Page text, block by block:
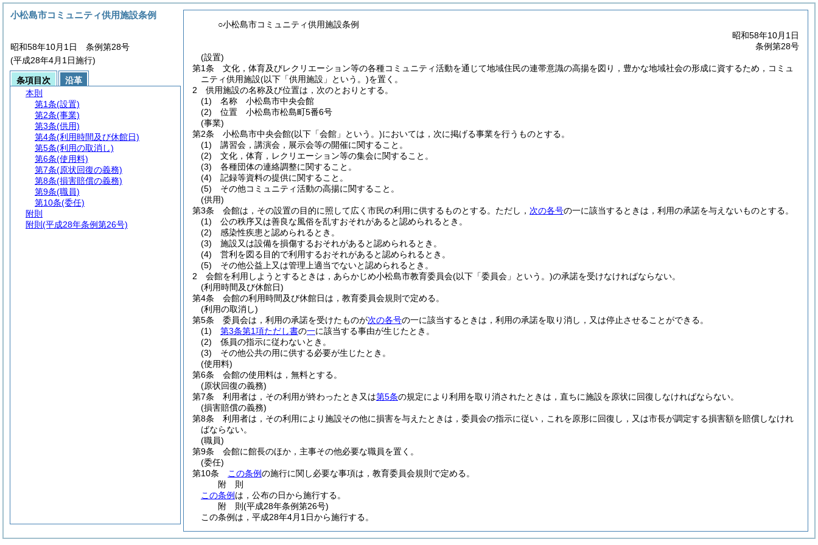
○小松島市コミュニティ供用施設条例
昭和58年10月1日
条例第28号
(設置)
第1条
文化，体育及びレクリエーション等の各種コミュニティ活動を通じて地域住民の連帯意識の高揚を図り，豊かな地域社会の形成に資するため，コミュ
ニティ供用施設(以下「供用施設」という。)を置く。
2
供用施設の名称及び位置は，次のとおりとする。
(1)
名称 小松島市中央会館
(2)
位置 小松島市松島町5番6号
(事業)
第2条
小松島市中央会館(以下「会館」という。)においては，次に掲げる事業を行うものとする。
(1)
講習会，講演会，展示会等の開催に関すること。
(2)
文化，体育，レクリエーション等の集会に関すること。
(3)
各種団体の連絡調整に関すること。
(4)
記録等資料の提供に関すること。
(5)
その他コミュニティ活動の高揚に関すること。
(供用)
第3条
会館は，その設置の目的に照して広く市民の利用に供するものとする。 ただし， 次の各号の一に該当するときは，利用の承諾を与えないものとする。
(1)
公の秩序又は善良な風俗を乱すおそれがあると認められるとき。
(2)
感染性疾患と認められるとき。
(3)
施設又は設備を損傷するおそれがあると認められるとき。
(4)
営利を図る目的で利用するおそれがあると認められるとき。
(5)
その他公益上又は管理上適当でないと認められるとき。
2
会館を利用しようとするときは，あらかじめ小松島市教育委員会(以下「委員会」という。)の承諾を受けなければならない。
(利用時間及び休館日)
第4条
会館の利用時間及び休館日は，教育委員会規則で定める。
(利用の取消し)
第5条
委員会は，利用の承諾を受けたものが次の各号の一に該当するときは，利用の承諾を取り消し，又は停止させることができる。
(1)
第3条第1項ただし書の一に該当する事由が生じたとき。
(2)
係員の指示に従わないとき。
(3)
その他公共の用に供する必要が生じたとき。
(使用料)
第6条
会館の使用料は，無料とする。
(原状回復の義務)
第7条
利用者は，その利用が終わったとき又は第5条の規定により利用を取り消されたときは，直ちに施設を原状に回復しなければならない。
(損害賠償の義務)
第8条
利用者は，その利用により施設その他に損害を与えたときは，委員会の指示に従い，これを原形に回復し，又は市長が調定する損害額を賠償しなけれ
ばならない。
(職員)
第9条
会館に館長のほか，主事その他必要な職員を置く。
(委任)
第10条
この条例の施行に関し必要な事項は，教育委員会規則で定める。
附 則
この条例 は，公布の日から施行する。
附 則(平成28年条例第26号)
この条例は，平成28年4月1日から施行する。
小松島市コミュニティ供用施設条例
昭和58年10月1日 条例第28号
(平成28年4月1日施行)
条項目次
沿革
本則
第1条(設置)
第2条(事業)
第3条(供用)
第4条(利用時間及び休館日)
第5条(利用の取消し)
第6条(使用料)
第7条(原状回復の義務)
第8条(損害賠償の義務)
第9条(職員)
第10条(委任)
附則
附則 (平成28年条例第26号)